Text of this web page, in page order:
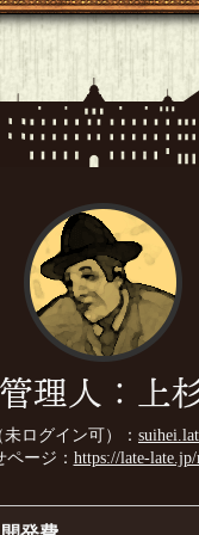
管理人：上
ログイン可）：
ページ： https://late-